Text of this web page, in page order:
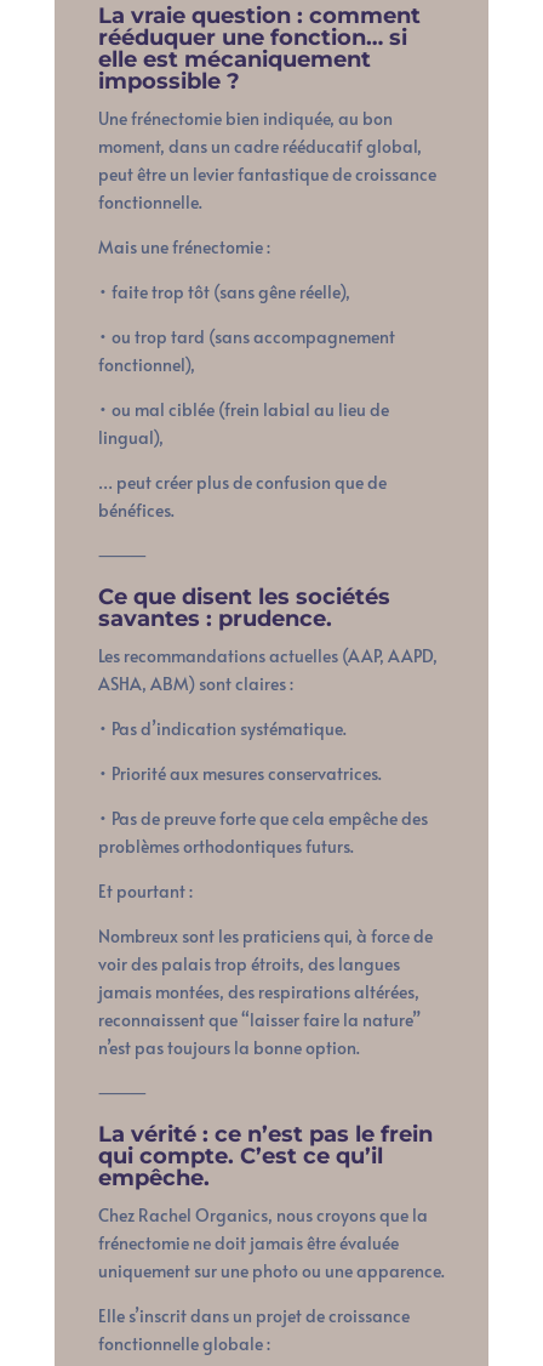
La vraie question : comment
rééduquer une fonction… si
elle est mécaniquement
impossible ?
Une frénectomie bien indiquée, au bon
moment, dans un cadre rééducatif global,
peut être un levier fantastique de croissance
fonctionnelle.
Mais une frénectomie :
• faite trop tôt (sans gêne réelle),
• ou trop tard (sans accompagnement
fonctionnel),
• ou mal ciblée (frein labial au lieu de
lingual),
… peut créer plus de confusion que de
bénéfices.
⸻
Ce que disent les sociétés
savantes : prudence.
Les recommandations actuelles (AAP, AAPD,
ASHA, ABM) sont claires :
• Pas d’indication systématique.
• Priorité aux mesures conservatrices.
• Pas de preuve forte que cela empêche des
problèmes orthodontiques futurs.
Et pourtant :
Nombreux sont les praticiens qui, à force de
voir des palais trop étroits, des langues
jamais montées, des respirations altérées,
reconnaissent que “laisser faire la nature”
n’est pas toujours la bonne option.
⸻
La vérité : ce n’est pas le frein
qui compte. C’est ce qu’il
empêche.
Chez Rachel Organics, nous croyons que la
frénectomie ne doit jamais être évaluée
uniquement sur une photo ou une apparence.
Elle s’inscrit dans un projet de croissance
fonctionnelle globale :